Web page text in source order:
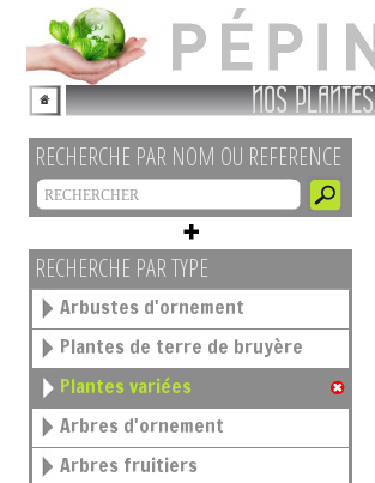
NOS PLANTES
RECHERCHE PAR NOM OU REFERENCE
RECHERCHE PAR TYPE
Arbustes d'ornement
Plantes de terre de bruyère
Plantes variées
Arbres d'ornement
Arbres fruitiers